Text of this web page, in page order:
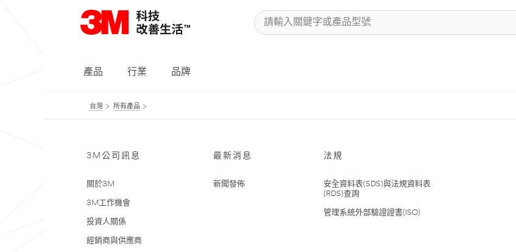
產品 行業 品牌
台灣 所有產品
3M公司訊息
關於3M
3M工作機會
投資人關係
經銷商與供應商
最新消息
新聞發佈
法規
安全資料表(SDS)與法規資料表
(RDS)查詢
管理系統外部驗證證書(ISO)